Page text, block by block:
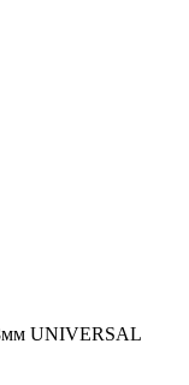
UNIVERSAL